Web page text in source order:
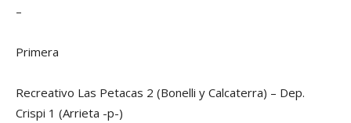
–
Primera
Recreativo Las Petacas 2 (Bonelli y Calcaterra) – Dep.
Crispi 1 (Arrieta -p-)